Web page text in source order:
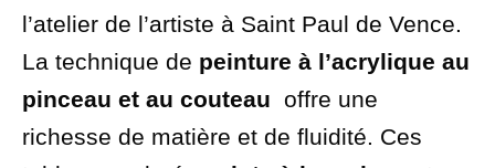
l’atelier de l’artiste à Saint Paul de Vence.
La technique de peinture à l’acrylique au
pinceau et au couteau offre une
richesse de matière et de fluidité. Ces